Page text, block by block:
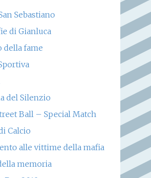
Sebastiano
di Gianluca
della fame
del Silenzio
Ball – Special Match
Calcio
alle vittime della mafia
memoria